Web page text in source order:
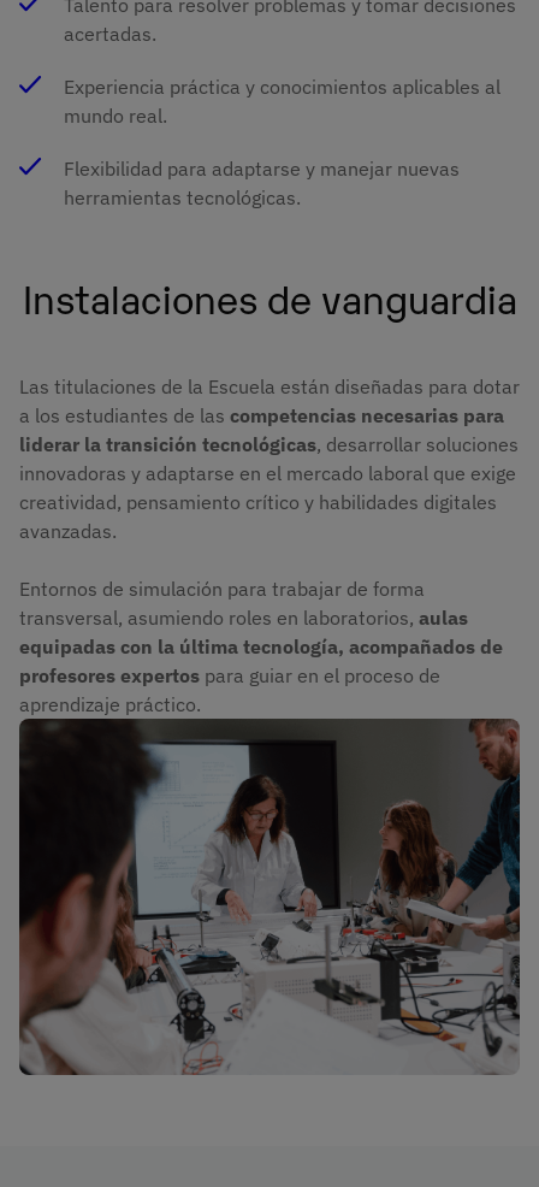
acertadas.
Experiencia práctica y conocimientos aplicables al
mundo real.
Flexibilidad para adaptarse y manejar nuevas
herramientas tecnológicas.
Instalaciones de vanguardia
Las titulaciones de la Escuela están diseñadas para dotar
a los estudiantes de las competencias necesarias para
liderar la transición tecnológicas, desarrollar soluciones
innovadoras y adaptarse en el mercado laboral que exige
creatividad, pensamiento crítico y habilidades digitales
avanzadas.
Entornos de simulación para trabajar de forma
transversal, asumiendo roles en laboratorios, aulas
equipadas con la última tecnología, acompañados de
profesores expertos para guiar en el proceso de
aprendizaje práctico.